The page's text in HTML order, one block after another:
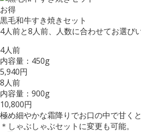
お得
黒毛和牛すき焼きセット
4人前と8人前、人数に合わせてお選び
4人前
内容量：450g
5,940円
8人前
内容量：900g
10,800円
極め細やかな霜降りでお口の中で甘くと
＊しゃぶしゃぶセットに変更も可能。